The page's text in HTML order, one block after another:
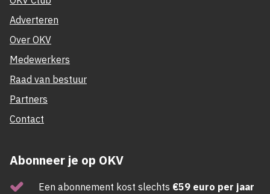
Adverteren
Over OKV
Medewerkers
Raad van bestuur
Partners
Contact
Abonneer je op OKV
Een abonnement kost slechts €59 euro per jaar